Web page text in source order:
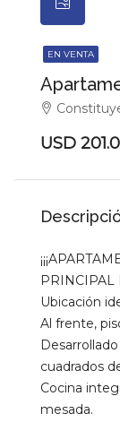
EN VENTA
USD
PRINCIPAL
Ubicación
Al frente,
cuadrados
Cocina
mesada.